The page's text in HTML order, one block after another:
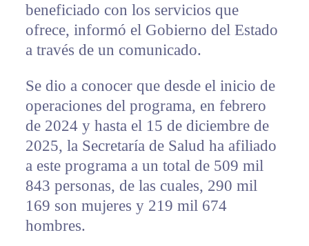
beneficiado con los servicios que
ofrece, informó el Gobierno del Estado
a través de un comunicado.
Se dio a conocer que desde el inicio de
operaciones del programa, en febrero
de 2024 y hasta el 15 de diciembre de
2025, la Secretaría de Salud ha afiliado
a este programa a un total de 509 mil
843 personas, de las cuales, 290 mil
169 son mujeres y 219 mil 674
hombres.